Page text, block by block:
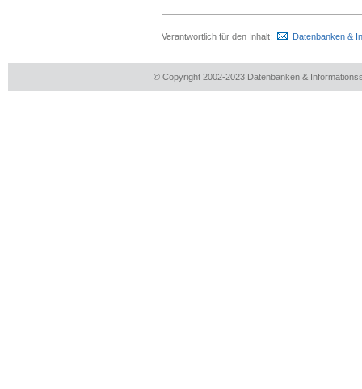
Verantwortlich für den Inhalt: Datenbanken &
© Copyright 2002-2023 Datenbanken &